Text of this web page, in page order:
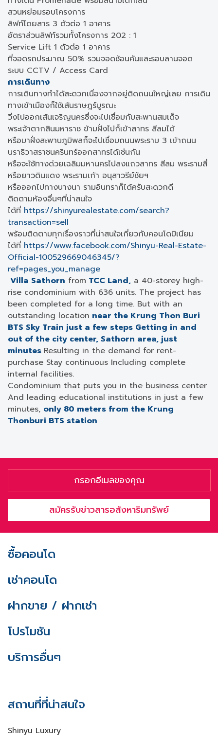
สวนหย่อมรอบโครงการ
ลิฟท์โดยสาร 3 ตัวต่อ 1 อาคาร
อัตราส่วนลิฟท์รวมทั้งโครงการ 202 : 1
Service Lift 1 ตัวต่อ 1 อาคาร
ที่จอดรถประมาณ 50% รวมจอดซ้อนคันและรอบลานจอด
ระบบ CCTV / Access Card
การเดินทาง
การเดินทางทำได้สะดวกเนื่องจากอยู่ติดถนนใหญ่เลย การเดิน
ทางเข้าเมืองก็ใช้เส้นราษฎร์บูรณะ
วิ่งไปออกเส้นเจริญนครซึ่งจะไปเชื่อมกับสะพานสมเด็จ
พระเจ้าตากสินมหาราช ข้ามฝั่งไปก็เข้าสาทร สีลมได้
หรือมาฝั่งสะพานภูมิพลก็จะไปเชื่อมถนนพระราม 3 เข้าถนน
นราธิวาสราชนครินทร์ออกสาทรได้เช่นกัน
หรือจะใช้ทางด่วยเฉลิมมหานครไปลงแถวสาทร สีลม พระรามสี่
หรือยาวดินแดง พระรามเก้า อนุสาวรีย์ชัยฯ
หรือออกไปทางบางนา รามอินทราก็ได้ครับสะดวกดี
ติดตามห้องอื่นๆที่น่าสนใจ
ได้ที่ https://shinyurealestate.com/search?
transaction=sell
พร้อมติดตามทุกเรื่องราวที่น่าสนใจเกี่ยวกับคอนโดมิเนียม
ได้ที่ https://www.facebook.com/Shinyu-Real-Estate-
Official-100529669046345/?
ref=pages_you_manage
Villa Sathorn from TCC Land, a 40-storey high-
rise condominium with 636 units. The project has
been completed for a long time. But with an
outstanding location near the Krung Thon Buri
BTS Sky Train just a few steps Getting in and
out of the city center, Sathorn area, just
minutes Resulting in the demand for rent-
purchase Stay continuous Including complete
internal facilities.
Condominium that puts you in the business center
And leading educational institutions in just a few
minutes, only 80 meters from the Krung
Thonburi BTS station
สมัครรับข่าวสารอสังหาริมทรัพย์
ซื้อคอนโด
เช่าคอนโด
ฝากขาย / ฝากเช่า
โปรโมชัน
บริการอื่นๆ
สถานที่ที่น่าสนใจ
Shinyu Luxury